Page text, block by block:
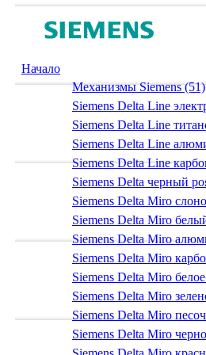
Начало
Механизмы Siemens (51)
Siemens Delta Line
Siemens Delta Line
Siemens Delta Line
Siemens Delta Line
Siemens Delta черный
Siemens Delta Miro
Siemens Delta Miro
Siemens Delta Miro
Siemens Delta Miro
Siemens Delta Miro
Siemens Delta Miro
Siemens Delta Miro
Siemens Delta Miro